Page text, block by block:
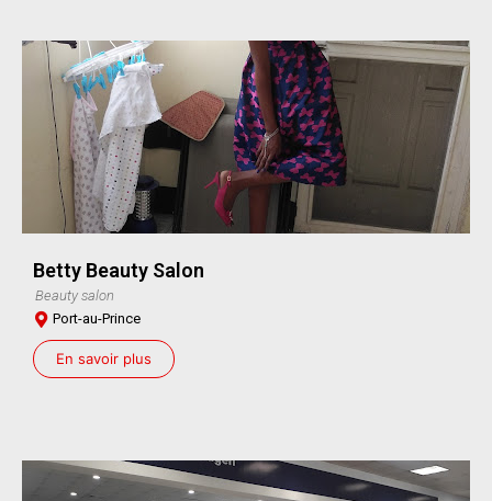
Betty Beauty Salon
Beauty salon
Port-au-Prince
En savoir plus